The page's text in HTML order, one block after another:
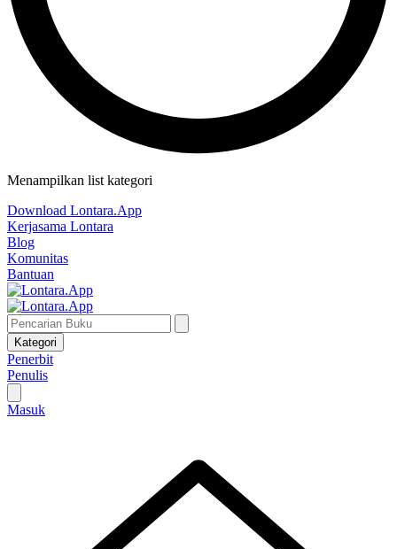
Menampilkan list kategori
Download Lontara.App
Kerjasama Lontara
Blog
Komunitas
Bantuan
Kategori
Penerbit
Penulis
Masuk